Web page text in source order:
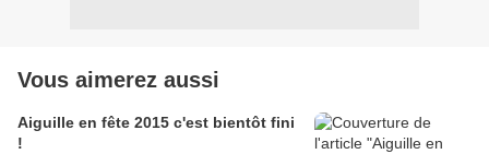
Vous aimerez aussi
Aiguille en fête 2015 c'est bientôt fini
!